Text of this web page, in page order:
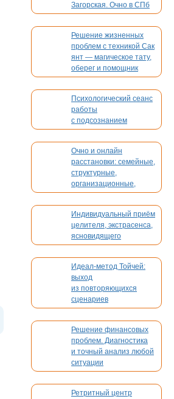
Загорская. Очно в СПб
и онлайн
Решение жизненных
проблем с техникой Сак
янт — магическое тату,
оберег и помощник
Психологический сеанс
работы
с подсознанием
Очно и онлайн
расстановки: семейные,
структурные,
организационные,
духовные, кармические
Индивидуальный приём
целителя, экстрасенса,
ясновидящего
Идеал-метод Тойчей:
выход
из повторяющихся
сценариев
Решение финансовых
проблем. Диагностика
и точный анализ любой
ситуации
Ретритный центр